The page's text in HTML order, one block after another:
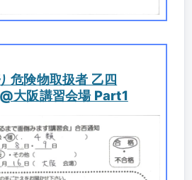
危険物取扱者 乙四
大阪講習会場 Part1